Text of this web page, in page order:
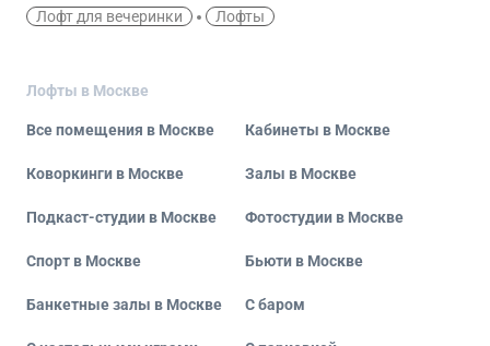
Лофт для вечеринки Лофты
Лофты в Москве
Все помещения в Москве Кабинеты в Москве
Коворкинги в Москве Залы в Москве
Подкаст-студии в Москве Фотостудии в Москве
Спорт в Москве Бьюти в Москве
Банкетные залы в Москве С баром